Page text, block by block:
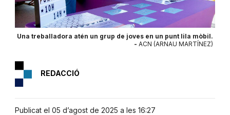
Una treballadora atén un grup de joves en un punt lila mòbil.
- ACN (ARNAU MARTÍNEZ)
REDACCIÓ
Publicat el 05 d’agost de 2025 a les 16:27